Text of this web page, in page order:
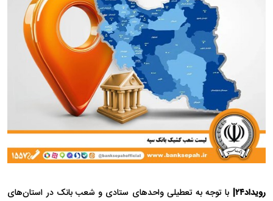
رویداد۲۴|
با توجه به تعطیلی واحد‌های ستادی و شعب بانک در استان‌های